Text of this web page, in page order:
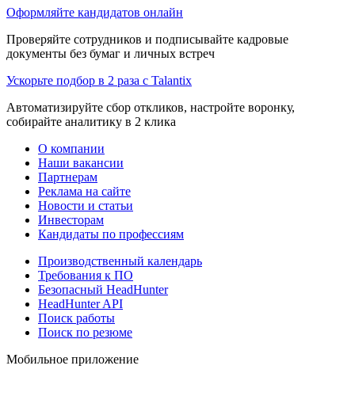
Оформляйте кандидатов онлайн
Проверяйте сотрудников и подписывайте кадровые
документы без бумаг и личных встреч
Ускорьте подбор в 2 раза с Talantix
Автоматизируйте сбор откликов, настройте воронку,
собирайте аналитику в 2 клика
О компании
Наши вакансии
Партнерам
Реклама на сайте
Новости и статьи
Инвесторам
Кандидаты по профессиям
Производственный календарь
Требования к ПО
Безопасный HeadHunter
HeadHunter API
Поиск работы
Поиск по резюме
Мобильное приложение